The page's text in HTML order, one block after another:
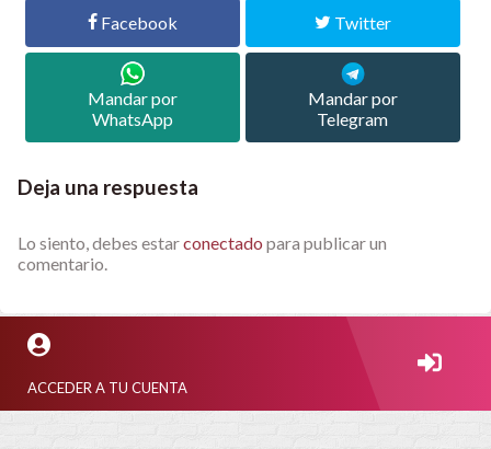
Facebook Twitter
Mandar por
WhatsApp
Mandar por
Telegram
Deja una respuesta
Lo siento, debes estarconectado para publicar un
comentario.
ACCEDER A TU CUENTA